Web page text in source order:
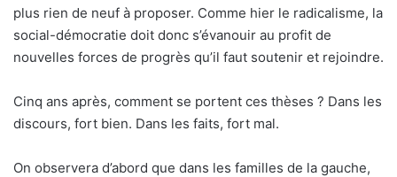
plus rien de neuf à proposer. Comme hier le radicalisme, la
social-démocratie doit donc s’évanouir au profit de
nouvelles forces de progrès qu’il faut soutenir et rejoindre.
Cinq ans après, comment se portent ces thèses ? Dans les
discours, fort bien. Dans les faits, fort mal.
On observera d’abord que dans les familles de la gauche,